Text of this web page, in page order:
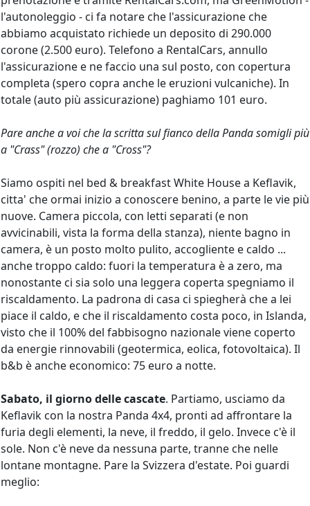
l'autonoleggio - ci fa notare che l'assicurazione che
abbiamo acquistato richiede un deposito di 290.000
corone (2.500 euro). Telefono a RentalCars, annullo
l'assicurazione e ne faccio una sul posto, con copertura
completa (spero copra anche le eruzioni vulcaniche). In
totale (auto più assicurazione) paghiamo 101 euro.
Pare anche a voi che la scritta sul fianco della Panda somigli più
a "Crass" (rozzo) che a "Cross"?
Siamo ospiti nel bed & breakfast White House a Keflavik,
citta' che ormai inizio a conoscere benino, a parte le vie più
nuove. Camera piccola, con letti separati (e non
avvicinabili, vista la forma della stanza), niente bagno in
camera, è un posto molto pulito, accogliente e caldo ...
anche troppo caldo: fuori la temperatura è a zero, ma
nonostante ci sia solo una leggera coperta spegniamo il
riscaldamento. La padrona di casa ci spiegherà che a lei
piace il caldo, e che il riscaldamento costa poco, in Islanda,
visto che il 100% del fabbisogno nazionale viene coperto
da energie rinnovabili (geotermica, eolica, fotovoltaica). Il
b&b è anche economico: 75 euro a notte.
Sabato, il giorno delle cascate. Partiamo, usciamo da
Keflavik con la nostra Panda 4x4, pronti ad affrontare la
furia degli elementi, la neve, il freddo, il gelo. Invece c'è il
sole. Non c'è neve da nessuna parte, tranne che nelle
lontane montagne. Pare la Svizzera d'estate. Poi guardi
meglio: